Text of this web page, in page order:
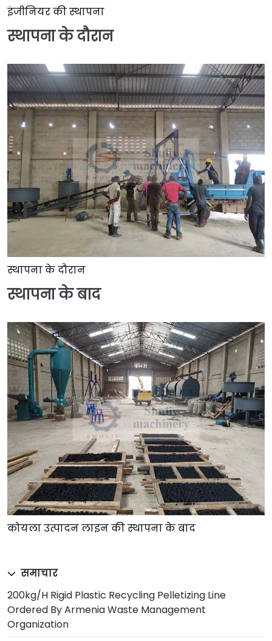
इंजीनियर की स्थापना
स्थापना के दौरान
स्थापना के दौरान
स्थापना के बाद
कोयला उत्पादन लाइन की स्थापना के बाद
समाचार
200kg/h Rigid Plastic Recycling Pelletizing Line
Ordered By Armenia Waste Management
Organization